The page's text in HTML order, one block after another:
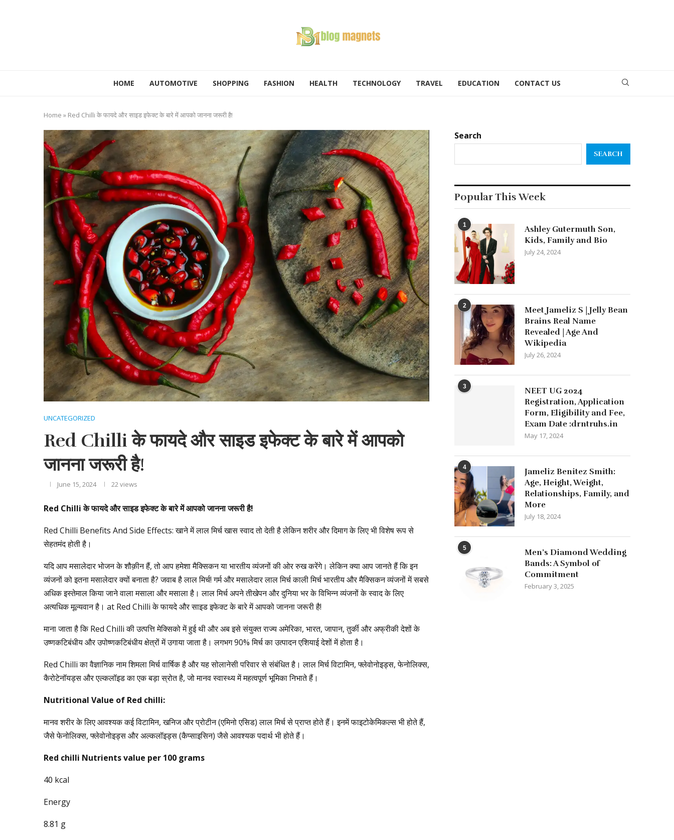
HOME AUTOMOTIVE SHOPPING FASHION HEALTH TECHNOLOGY TRAVEL EDUCATION CONTACT US
Home » Red Chilli के फायदे और साइड इफेक्ट के बारे में आपको जानना जरूरी है!
UNCATEGORIZED
Red Chilli के फायदे और साइड इफेक्ट के बारे में आपको
जानना जरूरी है!
June 15, 2024 22views
Red Chilliकेफायदेऔरसाइडइफेक्टकेबारेमेंआपकोजाननाजरूरीहै!
Red Chilli Benefits And Side Effects: खाने में लाल मिर्च खास स्वाद तो देती है लेकिन शरीर और दिमाग के लिए भी विशेष रूप से
सेहतमंद होती है।
यदि आप मसालेदार भोजन के शौक़ीन हैं, तो आप हमेशा मैक्सिकन या भारतीय व्यंजनों की ओर रुख करेंगे। लेकिन क्या आप जानते हैं कि इन
व्यंजनों को इतना मसालेदार क्यों बनाता है? जवाब है लाल मिर्च! गर्म और मसालेदार लाल मिर्च काली मिर्च भारतीय और मैक्सिकन व्यंजनों में सबसे
अधिक इस्तेमाल किया जाने वाला मसाला और मसाला है। लाल मिर्च अपने तीखेपन और दुनिया भर के विभिन्न व्यंजनों के स्वाद के लिए
अत्यधिक मूल्यवान है। at Red Chilli के फायदे और साइड इफेक्ट के बारे में आपको जानना जरूरी है!
माना जाता है कि Red Chilli की उत्पत्ति मेक्सिको में हुई थी और अब इसे संयुक्त राज्य अमेरिका, भारत, जापान, तुर्की और अफ्रीकी देशों के
उष्णकटिबंधीय और उपोष्णकटिबंधीय क्षेत्रों में उगाया जाता है। लगभग 90% मिर्च का उत्पादन एशियाई देशों में होता है।
Red Chilli का वैज्ञानिक नाम शिमला मिर्च वार्षिक है और यह सोलानेसी परिवार से संबंधित है। लाल मिर्च विटामिन, फ्लेवोनोइड्स, फेनोलिक्स,
कैरोटेनॉयड्स और एल्कलॉइड का एक बड़ा स्रोत है, जो मानव स्वास्थ्य में महत्वपूर्ण भूमिका निभाते हैं।
Nutritional Value of Red chilli:
मानव शरीर के लिए आवश्यक कई विटामिन, खनिज और प्रोटीन (एमिनो एसिड) लाल मिर्च से प्राप्त होते हैं। इनमें फाइटोकेमिकल्स भी होते हैं,
जैसे फेनोलिक्स, फ्लेवोनोइड्स और अल्कलॉइड्स (कैप्साइसिन) जैसे आवश्यक पदार्थ भी होते हैं।
Red chilli Nutrients value per 100 grams
40 kcal
Energy
8.81 g
Search
SEARCH
Popular This Week
1
Ashley Gutermuth Son,
Kids, Family and Bio
July 24, 2024
2
Meet Jameliz S | Jelly Bean
Brains Real Name
Revealed | Age And
Wikipedia
July 26, 2024
3
NEET UG 2024
Registration, Application
Form, Eligibility and Fee,
Exam Date :drntruhs.in
May 17, 2024
4
Jameliz Benitez Smith:
Age, Height, Weight,
Relationships, Family, and
More
July 18, 2024
5
Men’s Diamond Wedding
Bands: A Symbol of
Commitment
February 3, 2025